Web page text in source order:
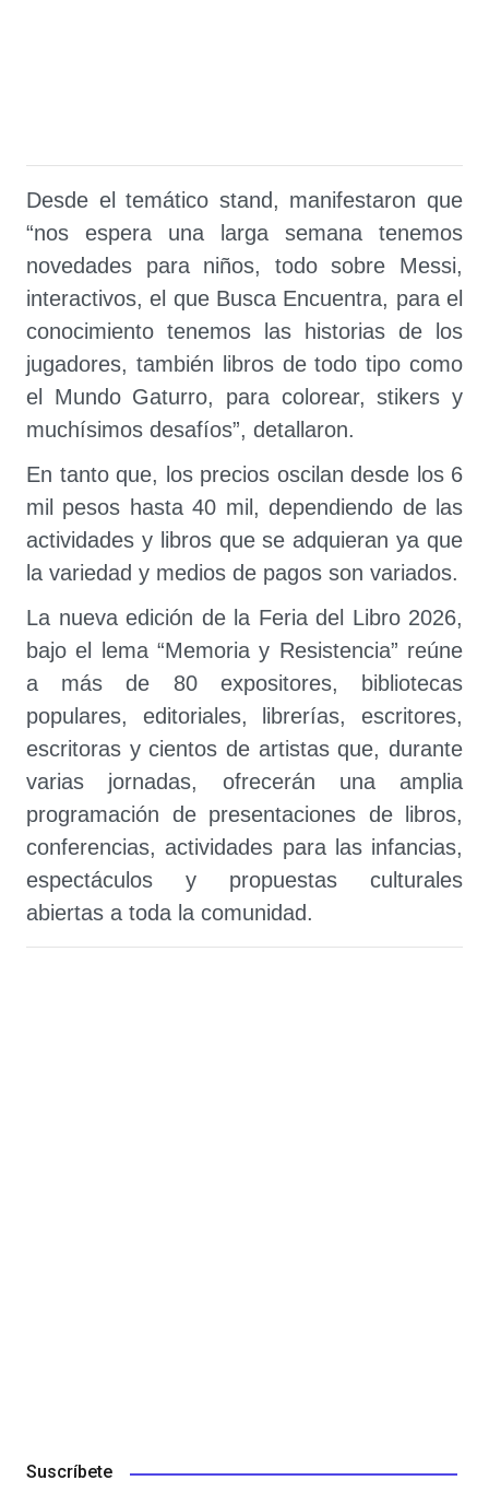
Desde el temático stand, manifestaron que
“nos espera una larga semana tenemos
novedades para niños, todo sobre Messi,
interactivos, el que Busca Encuentra, para el
conocimiento tenemos las historias de los
jugadores, también libros de todo tipo como
el Mundo Gaturro, para colorear, stikers y
muchísimos desafíos”, detallaron.
En tanto que, los precios oscilan desde los 6
mil pesos hasta 40 mil, dependiendo de las
actividades y libros que se adquieran ya que
la variedad y medios de pagos son variados.
La nueva edición de la Feria del Libro 2026,
bajo el lema “Memoria y Resistencia” reúne
a más de 80 expositores, bibliotecas
populares, editoriales, librerías, escritores,
escritoras y cientos de artistas que, durante
varias jornadas, ofrecerán una amplia
programación de presentaciones de libros,
conferencias, actividades para las infancias,
espectáculos y propuestas culturales
abiertas a toda la comunidad.
Suscríbete